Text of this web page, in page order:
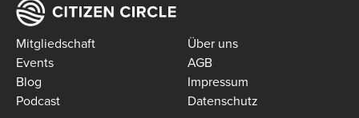
Mitgliedschaft
Events
Blog
Podcast
Über uns
AGB
Impressum
Datenschutz